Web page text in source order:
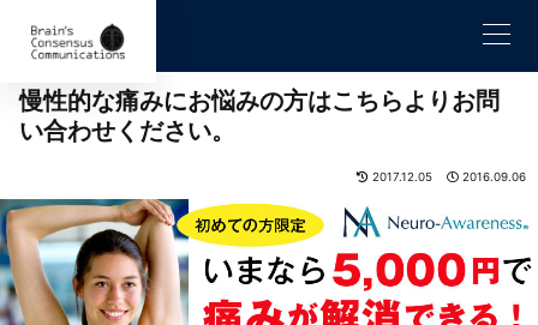
慢性的な痛みにお悩みの方はこちらよりお問
い合わせください。
2017.12.05 2016.09.06